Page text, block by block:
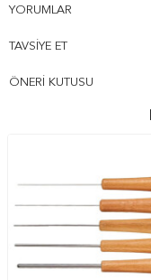
YORUMLAR
TAVSIYE ET
ÖNERI KUTUSU